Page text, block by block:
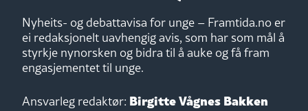
Nyheits- og debattavisa for unge – Framtida.no er
ei redaksjonelt uavhengig avis, som har som mål å
styrkje nynorsken og bidra til å auke og få fram
engasjementet til unge.
Ansvarleg redaktør: Birgitte Vågnes Bakken